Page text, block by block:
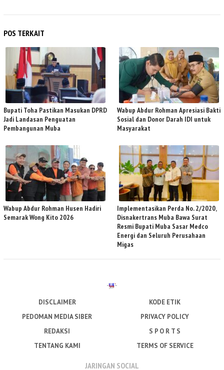
POS TERKAIT
Bupati Toha Pastikan Masukan DPRD
Jadi Landasan Penguatan
Pembangunan Muba
Wabup Abdur Rohman Apresiasi Bakti
Sosial dan Donor Darah IDI untuk
Masyarakat
Wabup Abdur Rohman Husen Hadiri
Semarak Wong Kito 2026
Implementasikan Perda No. 2/2020,
Disnakertrans Muba Bawa Surat
Resmi Bupati Muba Sasar Medco
Energi dan Seluruh Perusahaan
Migas
DISCLAIMER
KODE ETIK
PEDOMAN MEDIA SIBER
PRIVACY POLICY
REDAKSI
S P O R T S
TENTANG KAMI
TERMS OF SERVICE
JARINGAN SOCIAL